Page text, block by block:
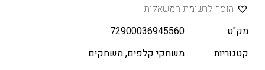
הוסף לרשימת המשאלות
מק"ט
72900036945560
קטגוריות
משחקי קלפים,משחקים